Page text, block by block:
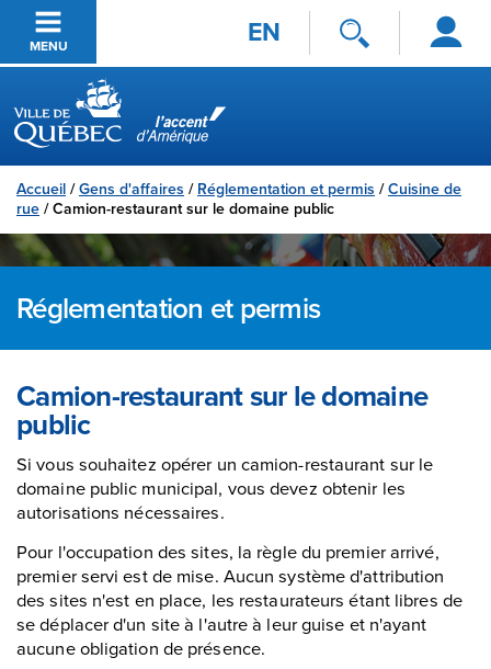
Passer au contenu principal
MENU EN
Se
connecter
Ville de Québec
Accueil /Gens d'affaires / Réglementation et permis /Cuisine de
rue /Camion-restaurant sur le domaine public
Réglementation et permis
Camion-restaurant sur le domaine
public
Si vous souhaitez opérer un camion-restaurant sur le
domaine public municipal, vous devez obtenir les
autorisations nécessaires.
Pour l'occupation des sites, la règle du premier arrivé,
premier servi est de mise. Aucun système d'attribution
des sites n'est en place, les restaurateurs étant libres de
se déplacer d'un site à l'autre à leur guise et n'ayant
aucune obligation de présence.